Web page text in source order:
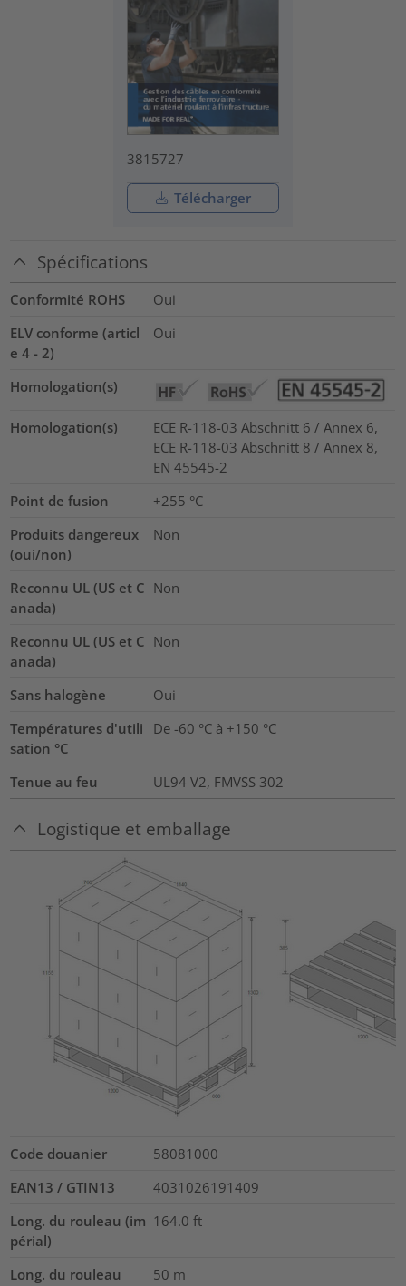
3815727
Télécharger
Spécifications
Conformité ROHS
Oui
ELV conforme (articl
e 4 - 2)
Oui
Homologation(s)
Homologation(s)
ECE R-118-03 Abschnitt 6 / Annex 6,
ECE R-118-03 Abschnitt 8 / Annex 8,
EN 45545-2
Point de fusion
+255 °C
Produits dangereux
(oui/non)
Non
Reconnu UL (US et C
anada)
Non
Reconnu UL (US et C
anada)
Non
Sans halogène
Oui
Températures d'utili
sation °C
De -60 °C à +150 °C
Tenue au feu UL94 V2, FMVSS 302
Logistique et emballage
Code douanier
58081000
EAN13 / GTIN13
4031026191409
Long. du rouleau (im
périal)
164.0 ft
Long. du rouleau
50 m